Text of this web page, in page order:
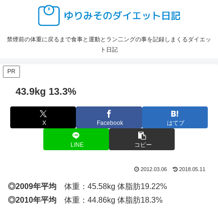
禁煙前の体重に戻るまで食事と運動とラン二ングの事を記録しまくるダイエッ
ト日記
PR
43.9kg 13.3%
X Facebook はてブ
LINE コピー
2012.03.06 2018.05.11
◎2009年平均 体重：45.58kg 体脂肪19.22%
◎2010年平均 体重：44.86kg 体脂肪18.3%